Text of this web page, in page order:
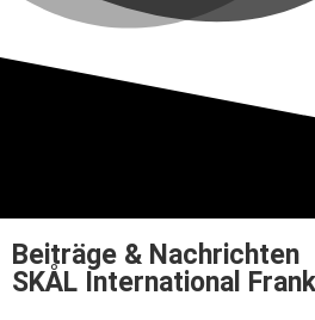
Beiträge & Nachrichten
SKÅL International